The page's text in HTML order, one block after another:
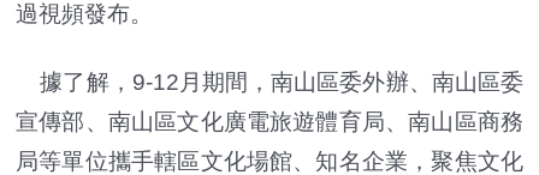
過視頻發布。
據了解，9-12月期間，南山區委外辦、南山區委
宣傳部、南山區文化廣電旅遊體育局、南山區商務
局等單位攜手轄區文化場館、知名企業，聚焦文化